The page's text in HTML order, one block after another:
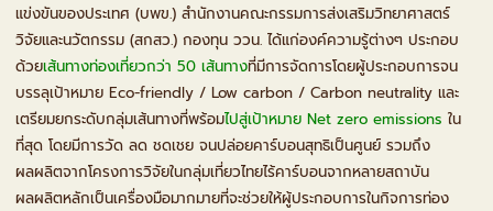
แข่งขันของประเทศ (บพข.) สำนักงานคณะกรรมการส่งเสริมวิทยาศาสตร์
วิจัยและนวัตกรรม (สกสว.) กองทุน ววน. ได้แก่องค์ความรู้ต่างๆ ประกอบ
ด้วยเส้นทางท่องเที่ยวกว่า 50 เส้นทางที่มีการจัดการโดยผู้ประกอบการจน
บรรลุเป้าหมาย Eco-friendly / Low carbon / Carbon neutrality และ
เตรียมยกระดับกลุ่มเส้นทางที่พร้อมไปสู่เป้าหมาย Net zero emissions ใน
ที่สุด โดยมีการวัด ลด ชดเชย จนปล่อยคาร์บอนสุทธิเป็นศูนย์ รวมถึง
ผลผลิตจากโครงการวิจัยในกลุ่มเที่ยวไทยไร้คาร์บอนจากหลายสถาบัน
ผลผลิตหลักเป็นเครื่องมือมากมายที่จะช่วยให้ผู้ประกอบการในกิจการท่อง